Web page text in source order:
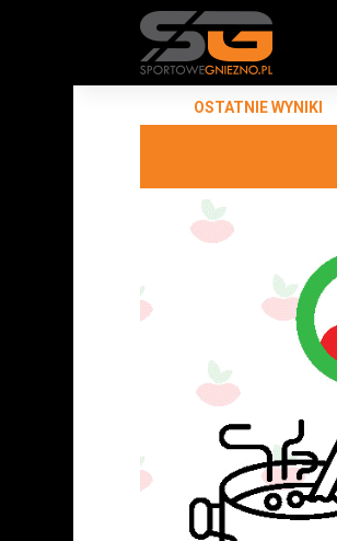
OSTATNIE WYNIKI